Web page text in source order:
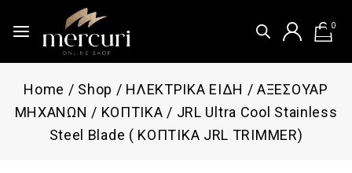
0
Home / Shop / ΗΛΕΚΤΡΙΚΑ ΕΙΔΗ / ΑΞΕΣΟΥΑΡ
ΜΗΧΑΝΩΝ / ΚΟΠΤΙΚΑ / JRL Ultra Cool Stainless
Steel Blade ( ΚΟΠΤΙΚΑ JRL TRIMMER)